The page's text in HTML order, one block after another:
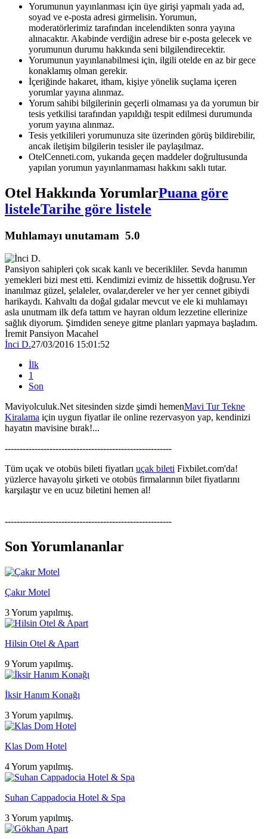
Yorumunun yayınlanması için üye girişi yapmalı yada ad,
soyad ve e-posta adresi girmelisin. Yorumun,
moderatörlerimiz tarafından incelendikten sonra yayına
alınacaktır. Akabinde verdiğin adrese bir e-posta gelecek ve
yorumunun durumu hakkında seni bilgilendirecektir.
Yorumunun yayınlanabilmesi için, ilgili otelde en az bir gece
konaklamış olman gerekir.
İçeriğinde hakaret, itham, kişiye yönelik suçlama içeren
yorumlar yayına alınmaz.
Yorum sahibi bilgilerinin geçerli olmaması ya da yorumun bir
tesis yetkilisi tarafından yapıldığı tespit edilmesi durumunda
yorum yayına alınmaz.
Tesis yetkilileri yorumunuza site üzerinden görüş bildirebilir,
ancak iletişim bilgilerin tesisler ile paylaşılmaz.
OtelCenneti.com, yukarıda geçen maddeler doğrultusunda
yapılan yorumun yayınlanmaması hakkını saklı tutar.
Otel Hakkında YorumlarPuana göre
listeleTarihe göre listele
Muhlamayı unutamam 5.0
Pansiyon sahipleri çok sıcak kanlı ve becerikliler. Sevda hanımın
yemekleri bizi mest etti. Kendimizi evimiz de hissettik doğrusu.Yer
inanılmaz güzel, şelaleler, ovalar,dereler ve her yer cennet gibiydi
harikaydı. Kahvaltı da doğal gıdalar mevcut ve ele ki muhlamayı
asla unutmam ilk defa tattım ve hayran oldum lezzetine ellerinize
sağlık diyorum. Şimdiden seneye gitme planları yapmaya başladım.
İremit Pansiyon Macahel
İnci D.27/03/2016 15:01:52
İlk
1
Son
Maviyolculuk.Net sitesinden sizde şimdi hemenMavi Tur Tekne
Kiralama için uygun fiyatlar ile online rezervasyon yap, kendinizi
hayatın mavisine bırak!...
--------------------------------------------------------
Tüm uçak ve otobüs bileti fiyatları uçak bileti Fixbilet.com'da!
yüzlerce havayolu şirketi ve otobüs firmalarının bilet fiyatlarını
karşılaştır ve en ucuz biletini hemen al!
--------------------------------------------------------
Son Yorumlananlar
Çakır Motel
3 Yorum yapılmış.
Hilsin Otel & Apart
9 Yorum yapılmış.
İksir Hanım Konağı
3 Yorum yapılmış.
Klas Dom Hotel
4 Yorum yapılmış.
Suhan Cappadocia Hotel & Spa
3 Yorum yapılmış.